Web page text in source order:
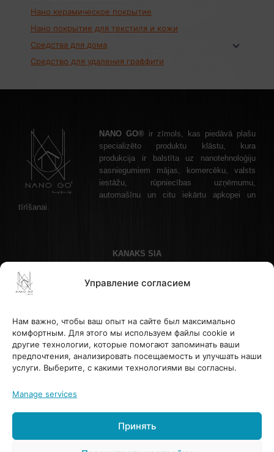
Управление согласием
Нам важно, чтобы ваш опыт на сайте был максимально
комфортным. Для этого мы используем файлы cookie и
другие технологии, которые помогают запоминать ваши
предпочтения, анализировать посещаемость и улучшать наши
услуги. Выберите, с какими технологиями вы согласны.
Manage services
Принять
Нано керамическое покрытие
Нано покрытие для текстиля и кожи
Средства для дома
Средство для удаления граффити
NANO GO® ir zīmols, kas piedāvā plašu
specializēto produktu klāstu, kura
produkcija ir balstīta uz nanotehnoloģiju
sasniegumiem mājas, komercēku, valsts
iestāžu, rūpniecības uzņēmumu,
automašīnu un citu iekārtu apkopei un
tīrīšanai.
KANAKS SIA
Телефон: +37122336465 , эл. почта: info@nanogo.lv
НДС LV45403034175
ПОМОЩЬ И ИНФОРМАЦИЯ
Noteikumi atsauksmju un vērtējumu apstrādei